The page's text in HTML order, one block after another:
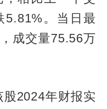
5.81%。当日最
成交量75.56万
2024年财报实